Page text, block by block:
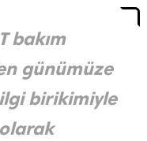
bakım
günümüze
birikimiyle